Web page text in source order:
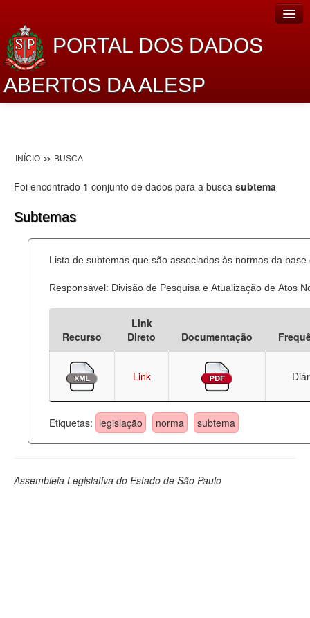
PORTAL DOS DADOS
ABERTOS DA ALESP
Lei de Acesso à Informação
Dados Governamentais Abertos
Processo Legislativo
Deputados Estaduais
Administração
Legislação
Perguntas frequentes
INÍCIO BUSCA
Foi encontrado 1 conjunto de dados para a busca subtema
Subtemas
Lista de subtemas que são associados às normas da
Responsável: Divisão de Pesquisa e Atualização de Atos
Recurso
Link
Direto
Documentação
Link
Etiquetas: legislação norma subtema
Assembleia Legislativa do Estado de São Paulo